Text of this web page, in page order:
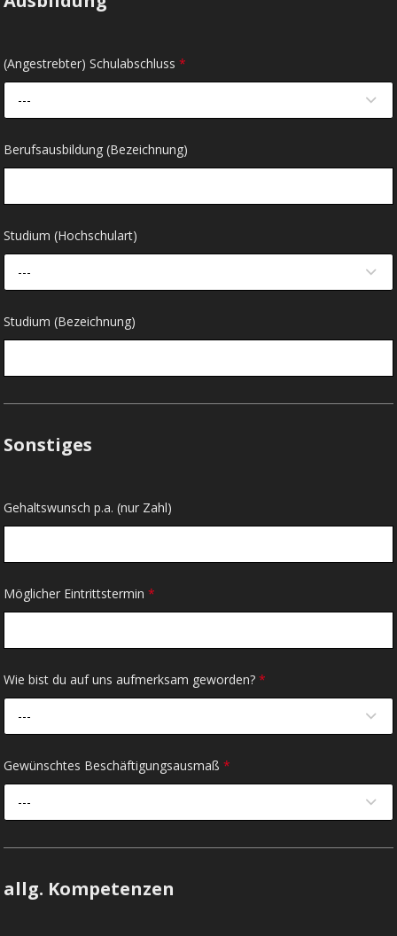
(Angestrebter) Schulabschluss*
---
Berufsausbildung (Bezeichnung)
Studium (Hochschulart)
---
Studium (Bezeichnung)
Sonstiges
Gehaltswunsch p.a. (nur Zahl)
Möglicher Eintrittstermin*
Wie bist du auf uns aufmerksam geworden?*
---
Gewünschtes Beschäftigungsausmaß*
---
allg. Kompetenzen